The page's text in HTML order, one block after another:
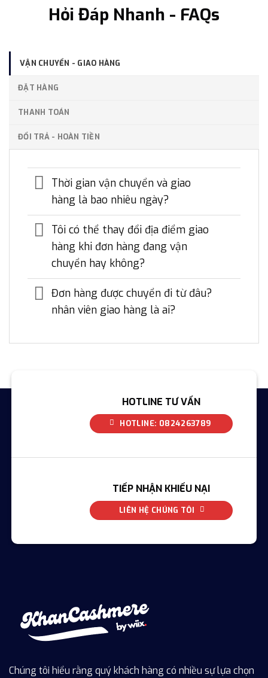
Hỏi Đáp Nhanh - FAQs
VẬN CHUYỂN - GIAO HÀNG
ĐẶT HÀNG
THANH TOÁN
ĐỔI TRẢ - HOÀN TIỀN
Thời gian vận chuyển và giao
hàng là bao nhiêu ngày?
Tôi có thể thay đổi địa điểm giao
hàng khi đơn hàng đang vận
chuyển hay không?
Đơn hàng được chuyển đi từ đâu?
nhân viên giao hàng là ai?
HOTLINE TƯ VẤN
HOTLINE: 0824263789
TIẾP NHẬN KHIẾU NẠI
LIÊN HỆ CHÚNG TÔI
Chúng tôi hiểu rằng quý khách hàng có nhiều sự lựa chọn